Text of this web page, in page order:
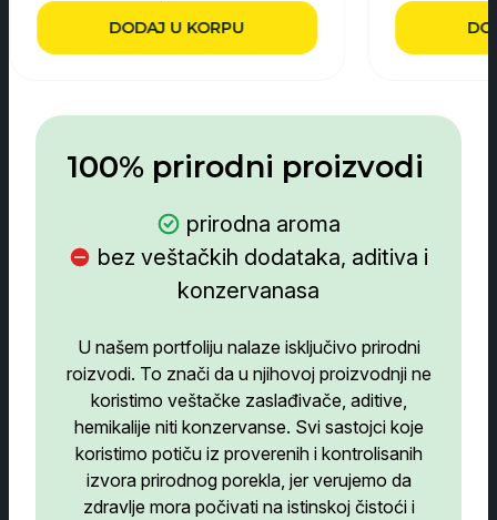
100% prirodni proizvodi
prirodna aroma
bez veštačkih dodataka, aditiva i
konzervanasa
U našem portfoliju nalaze isključivo prirodni
roizvodi. To znači da u njihovoj proizvodnji ne
koristimo veštačke zaslađivače, aditive,
hemikalije niti konzervanse. Svi sastojci koje
koristimo potiču iz proverenih i kontrolisanih
izvora prirodnog porekla, jer verujemo da
zdravlje mora počivati na istinskoj čistoći i